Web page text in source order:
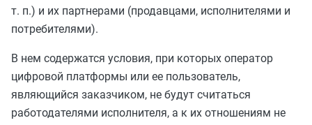
т. п.) и их партнерами (продавцами, исполнителями и
потребителями).
В нем содержатся условия, при которых оператор
цифровой платформы или ее пользователь,
являющийся заказчиком, не будут считаться
работодателями исполнителя, а к их отношениям не